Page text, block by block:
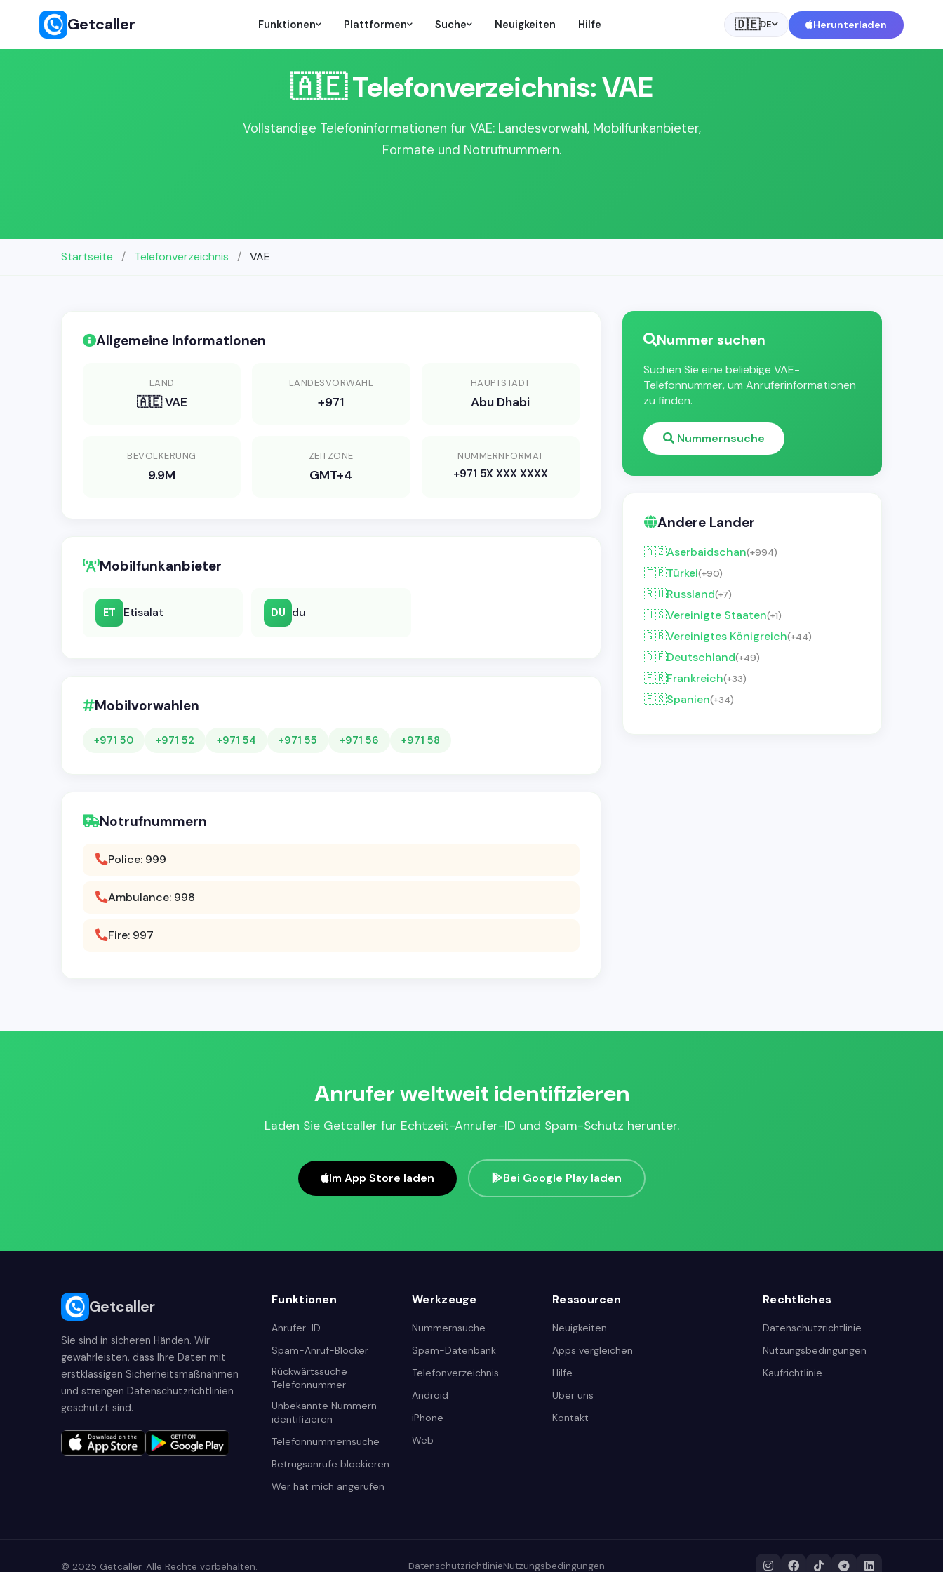
Getcaller Funktionen Plattformen Suche Neuigkeiten Hilfe 🇩🇪DE Herunterladen
🇦🇪 Telefonverzeichnis: VAE
Vollstandige Telefoninformationen fur VAE: Landesvorwahl, Mobilfunkanbieter,
Formate und Notrufnummern.
Startseite / Telefonverzeichnis / VAE
Allgemeine Informationen
LAND
🇦🇪 VAE
LANDESVORWAHL
+971
HAUPTSTADT
Abu Dhabi
BEVOLKERUNG
9.9M
ZEITZONE
GMT+4
NUMMERNFORMAT
+971 5X XXX XXXX
Mobilfunkanbieter
ET Etisalat DU du
Mobilvorwahlen
+971 50 +971 52 +971 54 +971 55 +971 56 +971 58
Notrufnummern
Police: 999
Ambulance: 998
Fire: 997
Nummer suchen
Suchen Sie eine beliebige VAE-
Telefonnummer, um Anruferinformationen
zu finden.
Nummernsuche
Andere Lander
🇦🇿Aserbaidschan(+994)
🇹🇷Türkei(+90)
🇷🇺Russland(+7)
🇺🇸Vereinigte Staaten(+1)
🇬🇧Vereinigtes Königreich(+44)
🇩🇪Deutschland(+49)
🇫🇷Frankreich(+33)
🇪🇸Spanien(+34)
Anrufer weltweit identifizieren
Laden Sie Getcaller fur Echtzeit-Anrufer-ID und Spam-Schutz herunter.
Im App Store laden Bei Google Play laden
Getcaller
Sie sind in sicheren Händen. Wir
gewährleisten, dass Ihre Daten mit
erstklassigen Sicherheitsmaßnahmen
und strengen Datenschutzrichtlinien
geschützt sind.
Funktionen
Anrufer-ID
Spam-Anruf-Blocker
Rückwärtssuche
Telefonnummer
Unbekannte Nummern
identifizieren
Telefonnummernsuche
Betrugsanrufe blockieren
Wer hat mich angerufen
Werkzeuge
Nummernsuche
Spam-Datenbank
Telefonverzeichnis
Android
iPhone
Web
Ressourcen
Neuigkeiten
Apps vergleichen
Hilfe
Uber uns
Kontakt
Rechtliches
Datenschutzrichtlinie
Nutzungsbedingungen
Kaufrichtlinie
© 2025 Getcaller. Alle Rechte vorbehalten. DatenschutzrichtlinieNutzungsbedingungen